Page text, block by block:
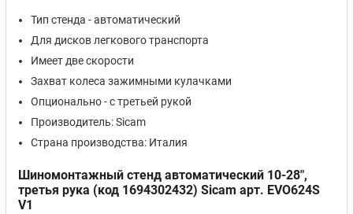
Тип стенда - автоматический
Для дисков легкового транспорта
Имеет две скорости
Захват колеса зажимными кулачками
Опционально - с третьей рукой
Производитель: Sicam
Страна производства: Италия
Шиномонтажный стенд автоматический 10-28",
третья рука (код 1694302432) Sicam арт. EVO624S
V1